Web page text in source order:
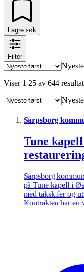
Lagre søk
Filter
Viser 1-25 av 644
Sarpsborg
Tune
Sarpsborg
på Tune kapell i
med takskifer og
Kontrakten har en